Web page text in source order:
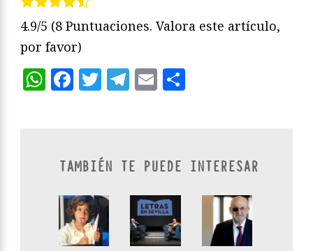
4.9/5 (8 Puntuaciones. Valora este artículo,
por favor)
WhatsApp
Facebook
Twitter
Telegram
Email
TAMBIÉN TE PUEDE INTERESAR